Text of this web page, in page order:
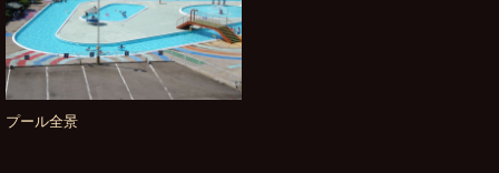
プール全景